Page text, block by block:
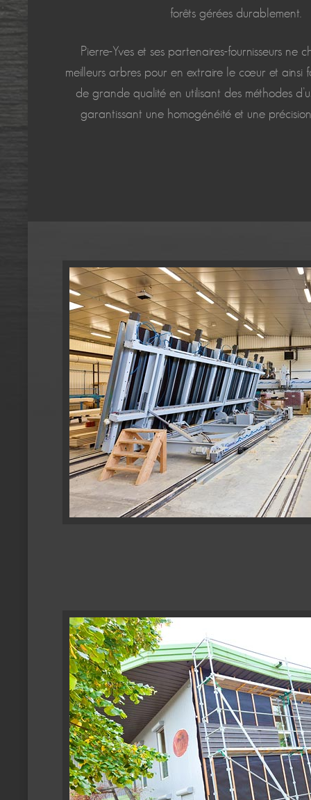
forêts gérées durablement.
Pierre-Yves et ses partenaires-fournisseurs ne
meilleurs arbres pour en extraire le cœur et ainsi
de grande qualité en utilisant des méthodes
garantissant une homogénéité et une